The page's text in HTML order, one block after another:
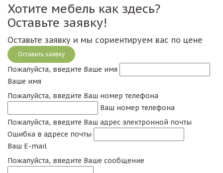
Хотите мебель как здесь?
Оставьте заявку!
Оставьте заявку и мы сориентируем вас по цене
Оставить заявку
Пожалуйста, введите Ваше имя
Ваше имя
Пожалуйста, введите Ваш номер телефона
Ваш номер телефона
Пожалуйста, введите Ваш адрес электронной почты
Ошибка в адресе почты
Ваш E-mail
Пожалуйста, введите Ваше сообщение